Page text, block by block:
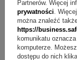
Okapnik
Skrzynka na
Dowolny nadruk
bez limitu
Partnerów. Więcej
prywatności.
można znaleźć
https://
komunikatu
komputerze.
dostępu do nich